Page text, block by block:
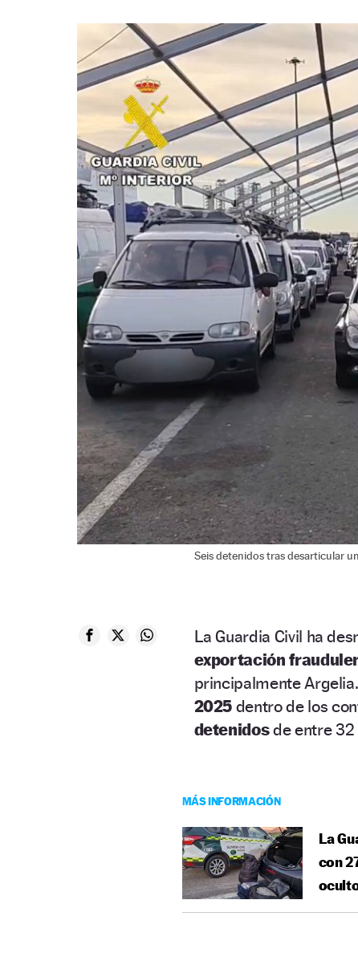
Seis detenidos tras desarticular
La Guardia Civil ha
exportación
principalmente
2025 dentro de los
detenidosde entre 32
MÁS INFORMACIÓN
La
con